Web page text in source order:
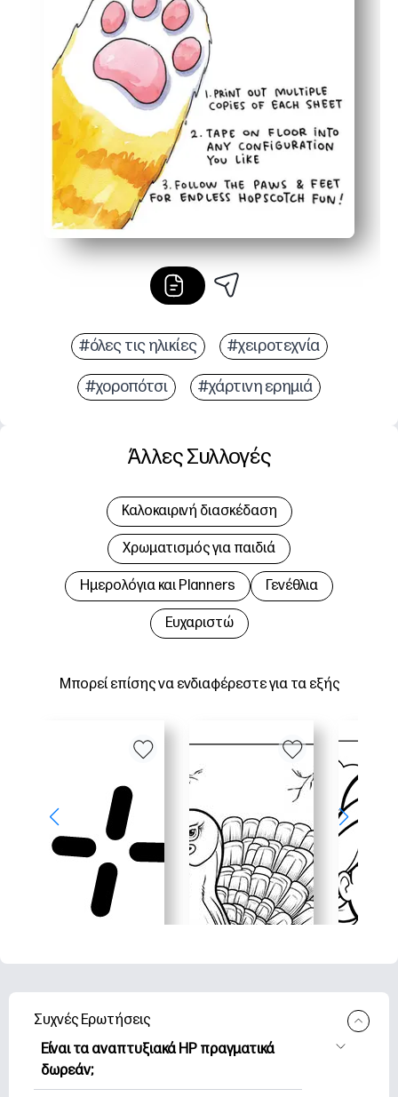
#όλες τις ηλικίες #χειροτεχνία
#χοροπότσι #χάρτινη ερημιά
Μπορεί επίσης να ενδιαφέρεστε για τα εξής
Άλλες Συλλογές
Καλοκαιρινή διασκέδαση
Χρωματισμός για παιδιά
Hμερολόγια και Planners Γενέθλια
Ευχαριστώ
Συχνές Ερωτήσεις
Είναι τα αναπτυξιακά HP πραγματικά
δωρεάν;